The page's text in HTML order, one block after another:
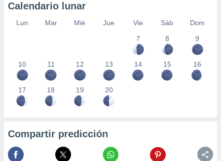
Calendario lunar
Lun Mar Mié Jue Vie Sáb
Dom
7
8 9
10 11 12 13 14 15 16
17 18 19 20
Compartir predicción